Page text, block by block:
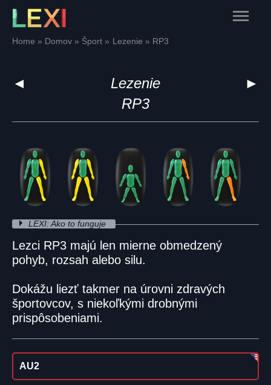
Skip
content
Main
Home Domov Šport Lezenie RP3
◄ ►
Lezenie
RP3
LEXI: Ako to funguje
Lezci RP3 majú len mierne obmedzený
pohyb, rozsah alebo silu.
Dokážu liezť takmer na úrovni zdravých
športovcov, s niekoľkými drobnými
prispôsobeniami.
AU2